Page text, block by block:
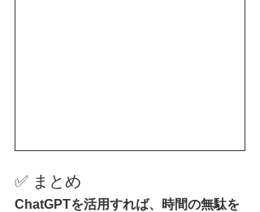
✅ まとめ
ChatGPTを活用すれば、時間の無駄を